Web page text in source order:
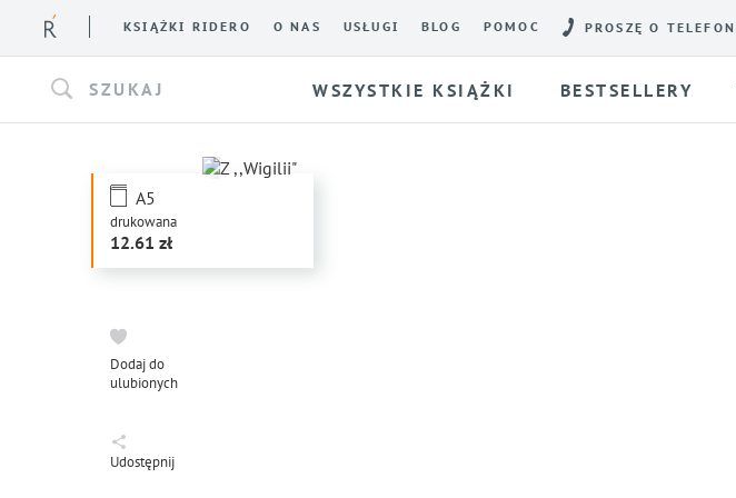
KSIĄŻKI RIDERO O NAS USŁUGI BLOG POMOC PROSZĘ O TELEFON
SZUKAJ WSZYSTKIE KSIĄŻKI BESTSELLERY
drukowana
A5
12.61
Dodaj do
ulubionych
Udostępnij